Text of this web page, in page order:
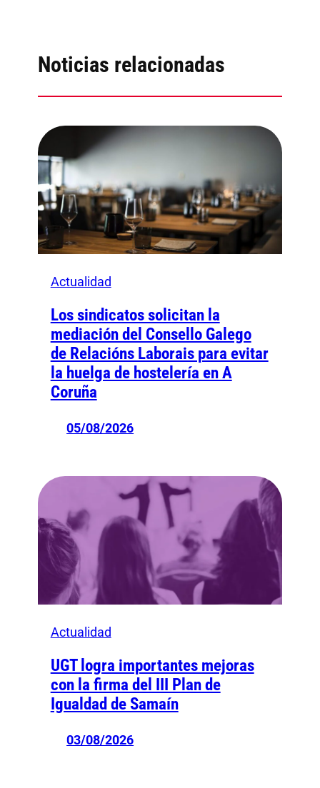
Noticias relacionadas
Actualidad
Los sindicatos solicitan la
mediación del Consello Galego
de Relacións Laborais para evitar
la huelga de hostelería en A
Coruña
05/08/2026
Actualidad
UGT logra importantes mejoras
con la firma del III Plan de
Igualdad de Samaín
03/08/2026